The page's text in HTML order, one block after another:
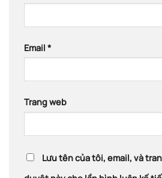
Email *
Trang web
Lưu tên của tôi, email, và